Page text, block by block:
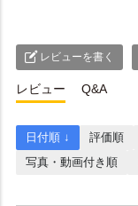
レビューを書く
レビュー Q&A
日付順 ↓ 評価順
写真・動画付き順